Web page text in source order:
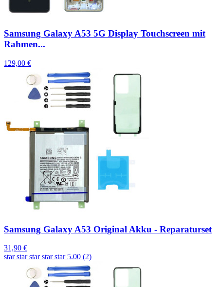
Samsung Galaxy A53 5G Display Touchscreen mit
Rahmen...
129,00 €
Samsung Galaxy A53 Original Akku - Reparaturset
31,90 €
star star star star star 5.00 (2)